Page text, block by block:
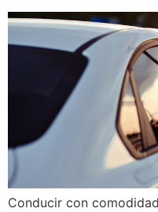
Conducir con